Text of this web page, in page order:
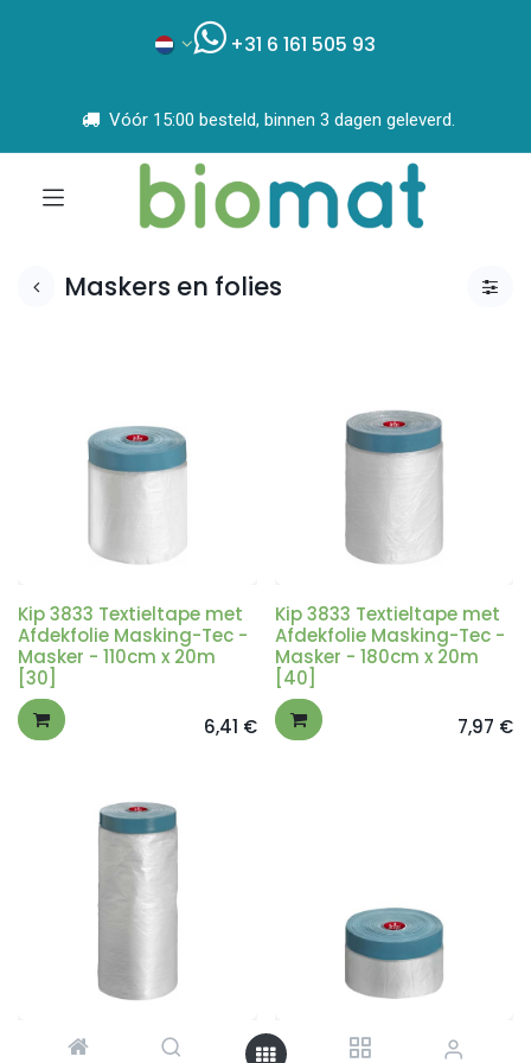
+31 6 161 505 93
Vóór 15:00 besteld, binnen 3 dagen geleverd.
Maskers en folies
Kip 3833 Textieltape met
Afdekfolie Masking-Tec -
Masker - 110cm x 20m
[30]
6,41 €
Kip 3833 Textieltape met
Afdekfolie Masking-Tec -
Masker - 180cm x 20m
[40]
7,97 €
Kip 3833 Textieltape met
Kip 3833 Textieltape met